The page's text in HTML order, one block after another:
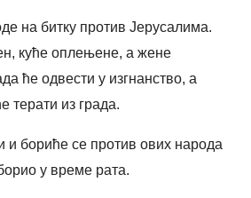
на битку против Јерусалима.
куће оплењене, а жене
ће одвести у изгнанство, а
терати из града.
и бориће се против ових народа
у време рата.